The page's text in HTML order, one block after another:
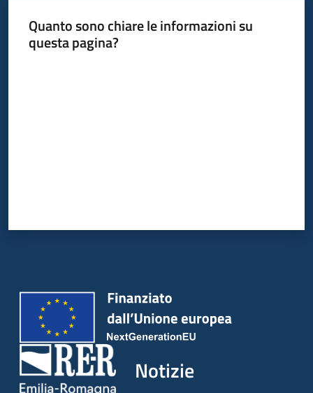
Quanto sono chiare le informazioni su
questa pagina?
Notizie